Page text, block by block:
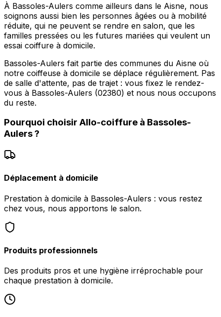
À Bassoles-Aulers comme ailleurs dans le Aisne, nous
soignons aussi bien les personnes âgées ou à mobilité
réduite, qui ne peuvent se rendre en salon, que les
familles pressées ou les futures mariées qui veulent un
essai coiffure à domicile.
Bassoles-Aulers fait partie des communes du Aisne où
notre coiffeuse à domicile se déplace régulièrement. Pas
de salle d'attente, pas de trajet : vous fixez le rendez-
vous à Bassoles-Aulers (02380) et nous nous occupons
du reste.
Pourquoi choisir Allo-coiffure à Bassoles-
Aulers?
Déplacement à domicile
Prestation à domicile à Bassoles-Aulers : vous restez
chez vous, nous apportons le salon.
Produits professionnels
Des produits pros et une hygiène irréprochable pour
chaque prestation à domicile.